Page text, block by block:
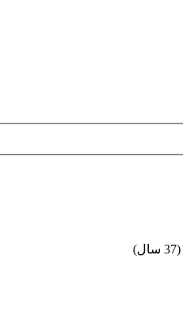
(37 سال)